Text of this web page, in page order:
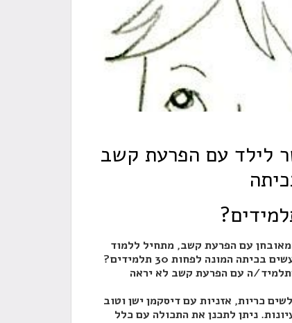
לילד עם הפרעת קשב
עם הפרעת קשב, מתחיל ללמוד
המונה לפחות 30 תלמידים?
שתלמיד/ה עם הפרעת קשב לא יראה
כריות, אזניות עם דיסקמן ישן וטוב
ה עם כלל